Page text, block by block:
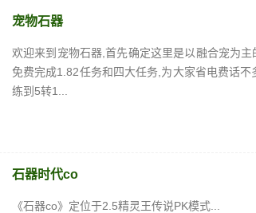
宠物石器
欢迎来到宠物石器,首先确定这里是以融合宠为
免费完成1.82任务和四大任务,为大家省电费话
练到5转1...
石器时代co
《石器co》定位于2.5精灵王传说PK模式...